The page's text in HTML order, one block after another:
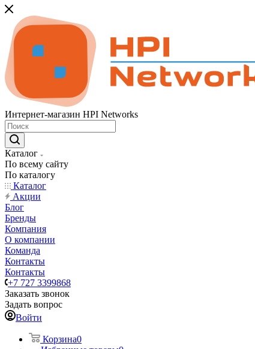
Интернет-магазин HPI Networks
Каталог
По всему сайту
По каталогу
Каталог
Акции
Блог
Бренды
Компания
О компании
Команда
Контакты
Контакты
+7 727 3399868
Заказать звонок
Задать вопрос
Войти
Корзина0